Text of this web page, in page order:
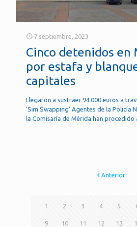
7 septiembre, 2023
Cinco detenidos en
por estafa y
capitales
Llegaron a sustraer 94.000 euros a
‘Sim Swapping’ Agentes de la Policía
la Comisaría de Mérida han procedido
Anterior
1 2 3 4 5
9 10 11 12 13